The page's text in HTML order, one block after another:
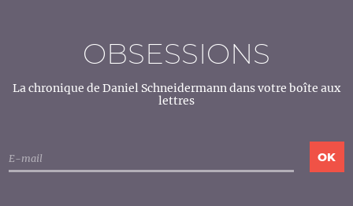
OBSESSIONS
La chronique de Daniel Schneidermann dans votre boîte aux
lettres